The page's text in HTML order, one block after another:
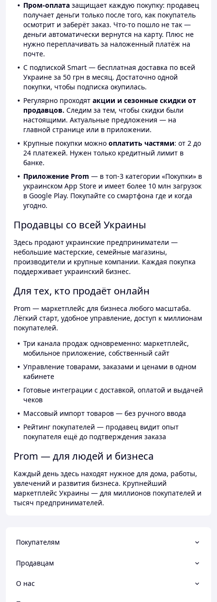
Пром-оплата защищает каждую покупку: продавец
получает деньги только после того, как покупатель
осмотрит и заберёт заказ. Что-то пошло не так —
деньги автоматически вернутся на карту. Плюс не
нужно переплачивать за наложенный платёж на
почте.
С подпиской Smart — бесплатная доставка по всей
Украине за 50 грн в месяц. Достаточно одной
покупки, чтобы подписка окупилась.
Регулярно проходят акции и сезонные скидки от
продавцов. Следим за тем, чтобы скидки были
настоящими. Актуальные предложения — на
главной странице или в приложении.
Крупные покупки можно оплатить частями: от 2 до
24 платежей. Нужен только кредитный лимит в
банке.
Приложение Prom — в топ-3 категории «Покупки» в
украинском App Store и имеет более 10 млн загрузок
в Google Play. Покупайте со смартфона где и когда
угодно.
Продавцы со всей Украины
Здесь продают украинские предприниматели —
небольшие мастерские, семейные магазины,
производители и крупные компании. Каждая покупка
поддерживает украинский бизнес.
Для тех, кто продаёт онлайн
Prom — маркетплейс для бизнеса любого масштаба.
Лёгкий старт, удобное управление, доступ к миллионам
покупателей.
Три канала продаж одновременно: маркетплейс,
мобильное приложение, собственный сайт
Управление товарами, заказами и ценами в одном
кабинете
Готовые интеграции с доставкой, оплатой и выдачей
чеков
Массовый импорт товаров — без ручного ввода
Рейтинг покупателей — продавец видит опыт
покупателя ещё до подтверждения заказа
Prom — для людей и бизнеса
Каждый день здесь находят нужное для дома, работы,
увлечений и развития бизнеса. Крупнейший
маркетплейс Украины — для миллионов покупателей и
тысяч предпринимателей.
Покупателям
Продавцам
О нас